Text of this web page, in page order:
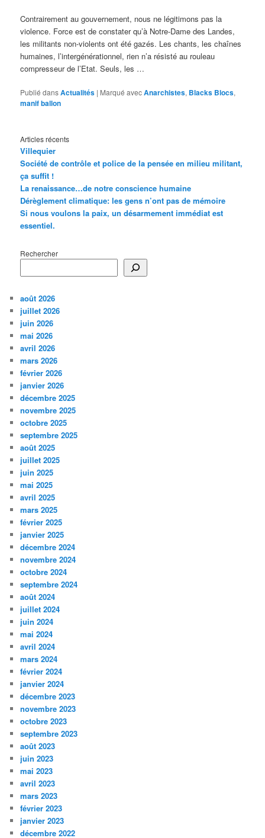
Contrairement au gouvernement, nous ne légitimons pas la
violence. Force est de constater qu’à Notre-Dame des Landes,
les militants non-violents ont été gazés. Les chants, les chaînes
humaines, l’intergénérationnel, rien n’a résisté au rouleau
compresseur de l’Etat. Seuls, les …
Publié dansActualités | Marqué avecAnarchistes, Blacks Blocs,
manif ballon
Articles récents
Villequier
Société de contrôle et police de la pensée en milieu militant,
ça suffit !
La renaissance…de notre conscience humaine
Dérèglement climatique: les gens n’ont pas de mémoire
Si nous voulons la paix, un désarmement immédiat est
essentiel.
Rechercher
août 2026
juillet 2026
juin 2026
mai 2026
avril 2026
mars 2026
février 2026
janvier 2026
décembre 2025
novembre 2025
octobre 2025
septembre 2025
août 2025
juillet 2025
juin 2025
mai 2025
avril 2025
mars 2025
février 2025
janvier 2025
décembre 2024
novembre 2024
octobre 2024
septembre 2024
août 2024
juillet 2024
juin 2024
mai 2024
avril 2024
mars 2024
février 2024
janvier 2024
décembre 2023
novembre 2023
octobre 2023
septembre 2023
août 2023
juin 2023
mai 2023
avril 2023
mars 2023
février 2023
janvier 2023
décembre 2022